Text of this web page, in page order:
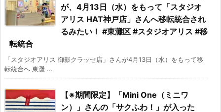
が、4月13日（水）をもって「スタジオ
アリス HAT神戸店」さんへ移転統合され
るみたい！ #東灘区 #スタジオアリス #移
転統合
「スタジオアリス 御影クラッセ店」さんが4月13日（水）をもって移
転統合へ 東灘 ...
【※期間限定】「Mini One（ミニワ
ン）」さんの「サクふわ！」が入った